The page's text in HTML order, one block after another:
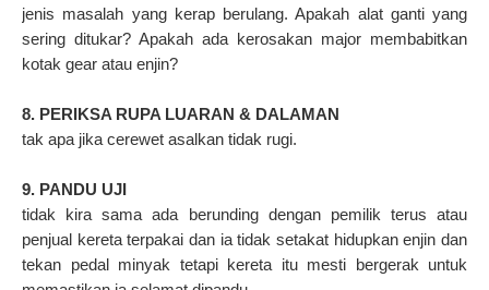
jenis masalah yang kerap berulang. Apakah alat ganti yang
sering ditukar? Apakah ada kerosakan major membabitkan
kotak gear atau enjin?
8. PERIKSA RUPA LUARAN & DALAMAN
tak apa jika cerewet asalkan tidak rugi.
9. PANDU UJI
tidak kira sama ada berunding dengan pemilik terus atau
penjual kereta terpakai dan ia tidak setakat hidupkan enjin dan
tekan pedal minyak tetapi kereta itu mesti bergerak untuk